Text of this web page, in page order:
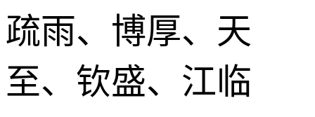
疏雨、博厚、天
至、钦盛、江临